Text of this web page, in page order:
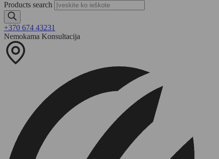
Products search
+370 674 43231
Nemokama Konsultacija